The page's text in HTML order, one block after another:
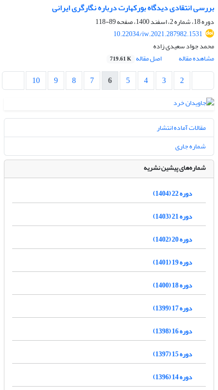
بررسی انتقادی دیدگاه بورکهارت درباره نگارگری ایرانی
دوره 18، شماره 2، اسفند 1400، صفحه
89-118
10.22034/iw.2021.287982.1531
محمد جواد سعیدی زاده
مشاهده مقاله
اصل مقاله 719.61 K
2
3
4
5
6
7
8
9
10
مقالات آماده انتشار
شماره جاری
شماره‌های پیشین نشریه
دوره 22 (1404)
دوره 21 (1403)
دوره 20 (1402)
دوره 19 (1401)
دوره 18 (1400)
دوره 17 (1399)
دوره 16 (1398)
دوره 15 (1397)
دوره 14 (1396)